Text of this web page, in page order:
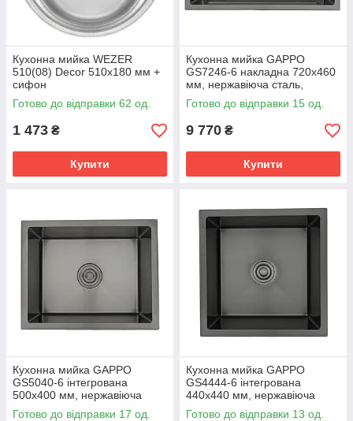
Кухонна мийка WEZER
510(08) Deсor 510x180 мм +
сифон
Готово до відправки 62 од.
1 473 ₴
Купити
Кухонна мийка GAPPO
GS7246-6 накладна 720x460
мм, нержавіюча сталь,
поверхня PVD
Готово до відправки 15 од.
9 770 ₴
Купити
Кухонна мийка GAPPO
GS5040-6 інтегрована
500x400 мм, нержавіюча
сталь, поверхня PVD
Готово до відправки 17 од.
Кухонна мийка GAPPO
GS4444-6 інтегрована
440x440 мм, нержавіюча
сталь, поверхня PVD
Готово до відправки 13 од.